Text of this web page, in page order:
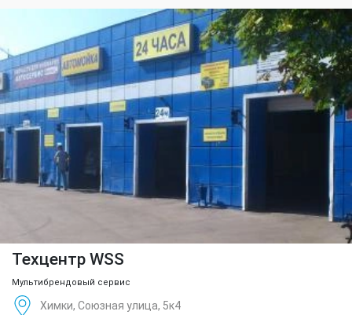
Техцентр WSS
Мультибрендовый сервис
Химки, Союзная улица, 5к4